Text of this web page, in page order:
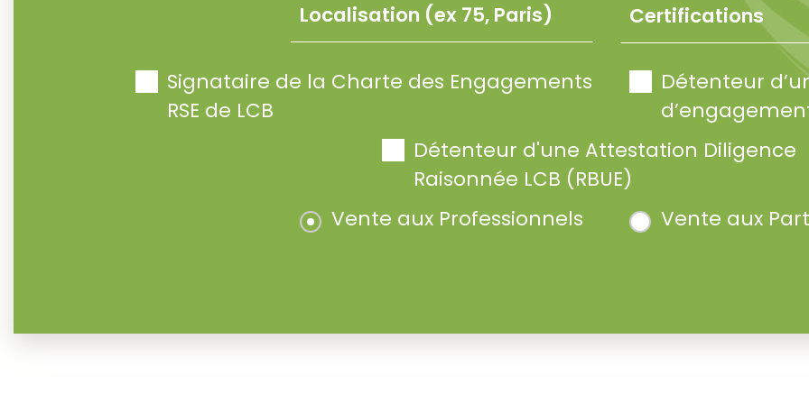
Certifications
Signataire de la Charte des Engagements
RSE de LCB
Détenteur
Détenteur d'une Attestation Diligence
Raisonnée LCB (RBUE)
Vente aux Professionnels
Vente aux